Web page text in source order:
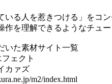
いる人を惹きつける」をコ
作を理解できるようなチュ
いた素材サイト一覧
ェクト
カァズ
m2/index.html